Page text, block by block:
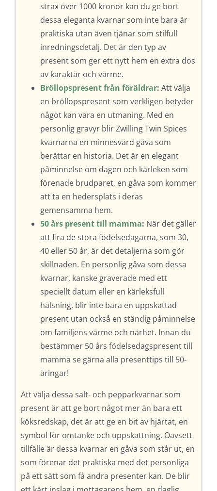
strax över 1000 kronor kan du ge bort
dessa eleganta kvarnar som inte bara är
praktiska utan även tjänar som stilfull
inredningsdetalj. Det är den typ av
present som ger ett nytt hem en extra dos
av karaktär och värme.
Bröllopspresent från föräldrar: Att välja
en bröllopspresent som verkligen betyder
något kan vara en utmaning. Med en
personlig gravyr blir Zwilling Twin Spices
kvarnarna en minnesvärd gåva som
berättar en historia. Det är en elegant
påminnelse om dagen och kärleken som
förenade brudparet, en gåva som kommer
att ta en hedersplats i deras
gemensamma hem.
50 års present till mamma: När det gäller
att fira de stora födelsedagarna, som 30,
40 eller 50 år, är det detaljerna som gör
skillnaden. En personlig gåva som dessa
kvarnar, kanske graverade med ett
speciellt datum eller en kärleksfull
hälsning, blir inte bara en uppskattad
present utan också en ständig påminnelse
om familjens värme och närhet. Innan du
bestämmer 50 års födelsedagspresent till
mamma se gärna alla presenttips till 50-
åringar!
Att välja dessa salt- och pepparkvarnar som
present är att ge bort något mer än bara ett
köksredskap, det är att ge en bit av hjärtat, en
symbol för omtanke och uppskattning. Oavsett
tillfälle är dessa kvarnar en gåva som står ut, en
som förenar det praktiska med det personliga
på ett sätt som få andra presenter kan. De blir